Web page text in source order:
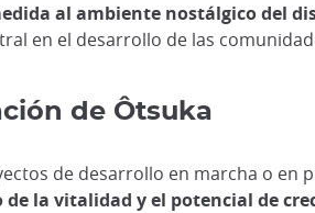
al ambiente nostálgico del
en el desarrollo de las
de Ôtsuka
de desarrollo en marcha o en
la vitalidad y el potencial de